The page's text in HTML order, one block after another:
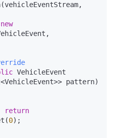
new
pattern)
return
0);